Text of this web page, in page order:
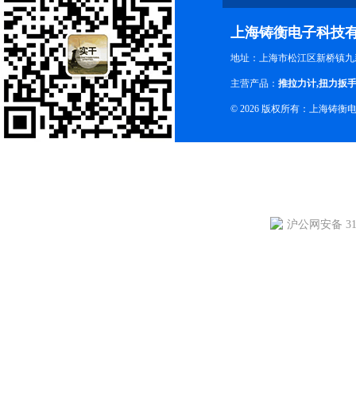
上海铸衡电子科技
地址：上海市松江区新桥镇
主营产品： 推拉力计,扭力扳手
© 2026 版权所有：上海铸衡
沪公网安备